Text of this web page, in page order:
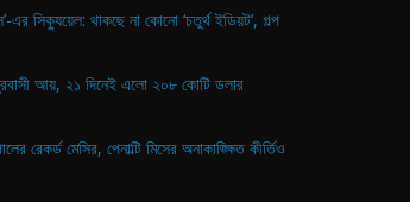
এর সিক্যুয়েল: থাকছে না কোনো ‘চতুর্থ ইডিয়ট’, গল্প
আয়, ২১ দিনেই এলো ২০৮ কোটি ডলার
রেকর্ড মেসির, পেনাল্টি মিসের অনাকাঙ্ক্ষিত কীর্তিও